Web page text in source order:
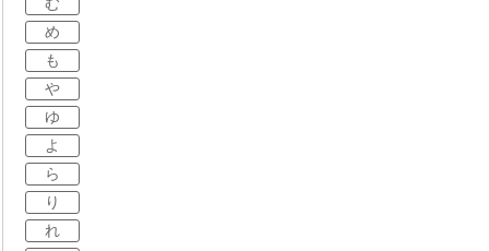
む
め
も
や
ゆ
よ
ら
り
れ